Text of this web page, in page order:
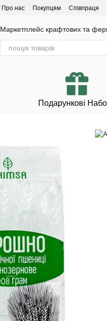
Про нас Покупцям Співпраця
Маркетплейс крафтових та
Подарункові